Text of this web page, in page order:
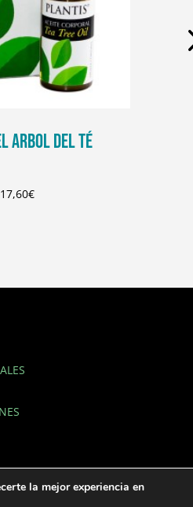
ARBOL DEL TÉ
17,60€
Reserved. |
la mejor experiencia en